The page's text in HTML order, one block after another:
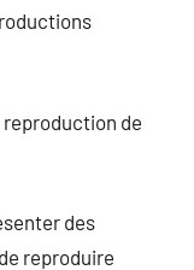
de
des
reproduire